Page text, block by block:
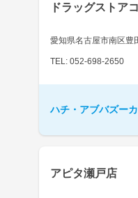
ドラッグストア
愛知県名古屋市南区豊
TEL: 052-698-2650
ハチ・アブバズー
アピタ瀬戸店